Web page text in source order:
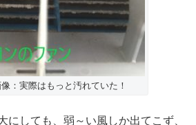
：実際はもっと汚れていた！
にしても、弱～い風しか出てこず、